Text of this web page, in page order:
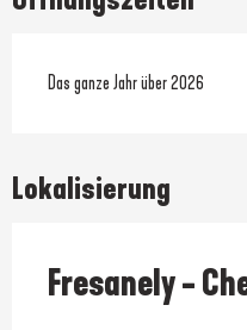
Das ganze Jahr über 2026
Lokalisierung
Fresanely -